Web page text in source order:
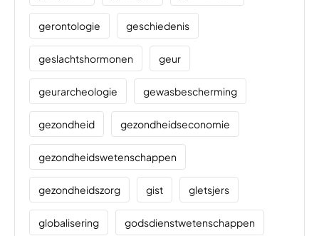
gerontologie geschiedenis
geslachtshormonen geur
geurarcheologie gewasbescherming
gezondheid gezondheidseconomie
gezondheidswetenschappen
gezondheidszorg gist gletsjers
globalisering godsdienstwetenschappen